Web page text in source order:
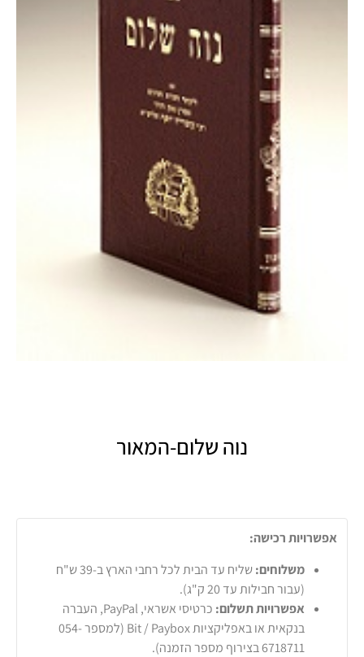
נוה שלום-המאור
אפשרויות רכישה:
משלוחים:
שליח עד הבית לכל רחבי הארץ ב-39 ש"ח
(עבור חבילות עד 20 ק"ג).
אפשרויות תשלום:
כרטיסי אשראי, PayPal, העברה
בנקאית או באפליקציות Bit / Paybox (למספר 054-
6718711 בצירוף מספר הזמנה).